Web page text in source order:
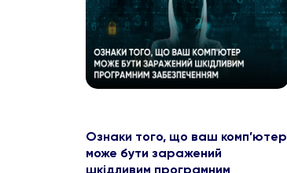
Ознаки того, що ваш комп’ютер
може бути заражений
шкідливим програмним